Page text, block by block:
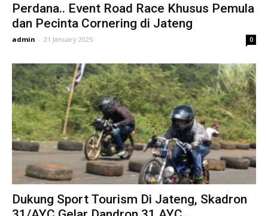
Perdana.. Event Road Race Khusus Pemula
dan Pecinta Cornering di Jateng
admin - 21 January 2025 0
Dukung Sport Tourism Di Jateng, Skadron